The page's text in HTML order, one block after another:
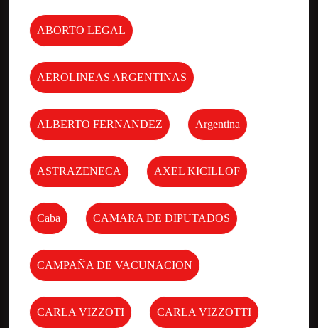
ABORTO LEGAL
AEROLINEAS ARGENTINAS
ALBERTO FERNANDEZ Argentina
ASTRAZENECA AXEL KICILLOF
Caba CAMARA DE DIPUTADOS
CAMPAÑA DE VACUNACION
CARLA VIZZOTI CARLA VIZZOTTI